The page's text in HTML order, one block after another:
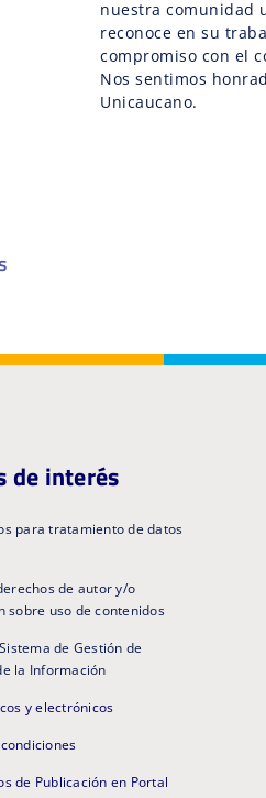
nuestra comunidad
reconoce en su
compromiso con el
Nos sentimos
Unicaucano.
de interés
para tratamiento de datos
de autor y/o
sobre uso de contenidos
de Gestión de
la Información
y electrónicos
de Publicación en Portal